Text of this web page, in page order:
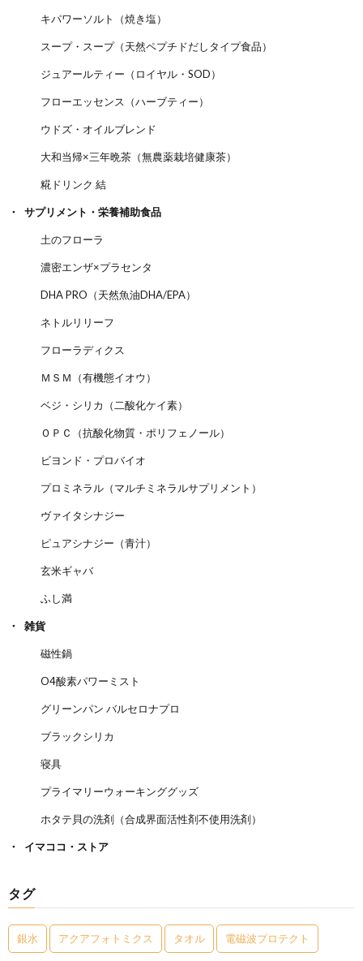
キパワーソルト（焼き塩）
スープ・スープ（天然ペプチドだしタイプ食品）
ジュアールティー（ロイヤル・SOD）
フローエッセンス（ハーブティー）
ウドズ・オイルブレンド
大和当帰×三年晩茶（無農薬栽培健康茶）
糀ドリンク 結
サプリメント・栄養補助食品
土のフローラ
濃密エンザ×プラセンタ
DHA PRO（天然魚油DHA/EPA）
ネトルリリーフ
フローラディクス
ＭＳＭ（有機態イオウ）
ベジ・シリカ（二酸化ケイ素）
ＯＰＣ（抗酸化物質・ポリフェノール）
ビヨンド・プロバイオ
プロミネラル（マルチミネラルサプリメント）
ヴァイタシナジー
ピュアシナジー（青汁）
玄米ギャバ
ふし満
雑貨
磁性鍋
O4酸素パワーミスト
グリーンパン バルセロナプロ
ブラックシリカ
寝具
プライマリーウォーキンググッズ
ホタテ貝の洗剤（合成界面活性剤不使用洗剤）
イマココ・ストア
タグ
銀水 アクアフォトミクス タオル 電磁波プロテクト